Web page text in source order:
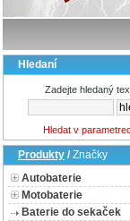
Hledaní
Zadejte hledaný
Hledat v
Produkty /Značky
Autobaterie
Motobaterie
Baterie do sekaček